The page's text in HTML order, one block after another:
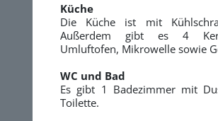
Küche
Die Küche ist mit
Außerdem gibt es 4
Umluftofen, Mikrowelle sowie
WC und Bad
Es gibt 1 Badezimmer mit
Toilette.